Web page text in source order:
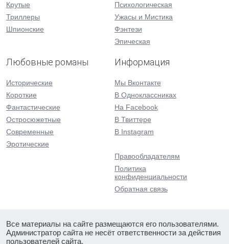
Крутые
Триллеры
Шпионские
Психологическая
Ужасы и Мистика
Фэнтези
Эпическая
Любовные романы
Исторические
Короткие
Фантастические
Остросюжетные
Современные
Эротические
Информация
Мы Вконтакте
В Одноклассниках
На Facebook
В Твиттере
В Instagram
Правообладателям
Политика
конфиденциальности
Обратная связь
Все материалы на сайте размещаются его пользователями.
Администратор сайта не несёт ответственности за действия
пользователей сайта.